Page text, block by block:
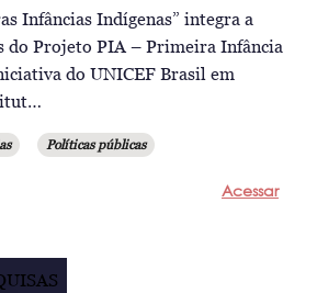
Infâncias Indígenas” integra a
do Projeto PIA – Primeira Infância
do UNICEF Brasil em
Políticas públicas
Acessar